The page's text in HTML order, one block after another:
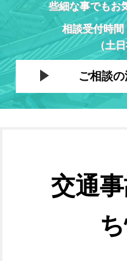
些細な事でもお
相談受付時
（土
ご相談
交通